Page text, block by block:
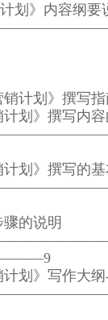
划》内容纲要
计划》撰写指
划》撰写内
计划》撰写的
的说明
计划》写作大